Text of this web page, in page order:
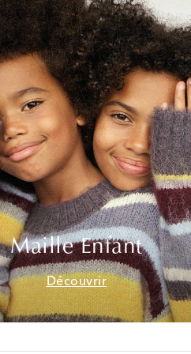
Maille Enfant
Découvrir